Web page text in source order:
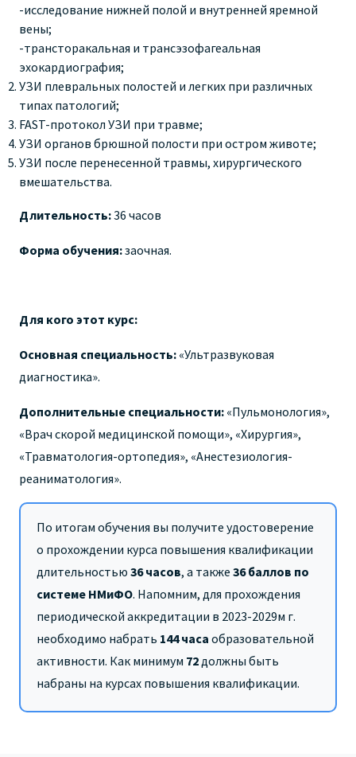
-исследование нижней полой и внутренней яремной
вены;
-трансторакальная и трансэзофагеальная
эхокардиография;
УЗИ плевральных полостей и легких при различных
типах патологий;
FAST-протокол УЗИ при травме;
УЗИ органов брюшной полости при остром животе;
УЗИ после перенесенной травмы, хирургического
вмешательства.
Длительность:36 часов
Форма обучения:заочная.
Для кого этот курс:
Основная специальность: «Ультразвуковая
диагностика».
Дополнительные специальности: «Пульмонология»,
«Врач скорой медицинской помощи», «Хирургия»,
«Травматология-ортопедия», «Анестезиология-
реаниматология».
По итогам обучения вы получите удостоверение
о прохождении курса повышения квалификации
длительностью 36 часов, а также 36 баллов по
системе НМиФО. Напомним, для прохождения
периодической аккредитации в 2023-2029м г.
необходимо набрать 144 часа образовательной
активности. Как минимум 72 должны быть
набраны на курсах повышения квалификации.